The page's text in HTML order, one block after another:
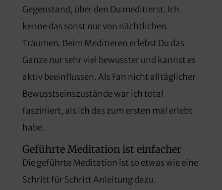
Gegenstand, über den Du meditierst. Ich
kenne das sonst nur von nächtlichen
Träumen. Beim Meditieren erlebst Du das
Ganze nur sehr viel bewusster und kannst es
aktiv beeinflussen. Als Fan nicht alltäglicher
Bewusstseinszustände war ich total
fasziniert, als ich das zum ersten mal erlebt
habe.
Geführte Meditation ist einfacher
Die geführte Meditation ist so etwas wie eine
Schritt für Schritt Anleitung dazu.